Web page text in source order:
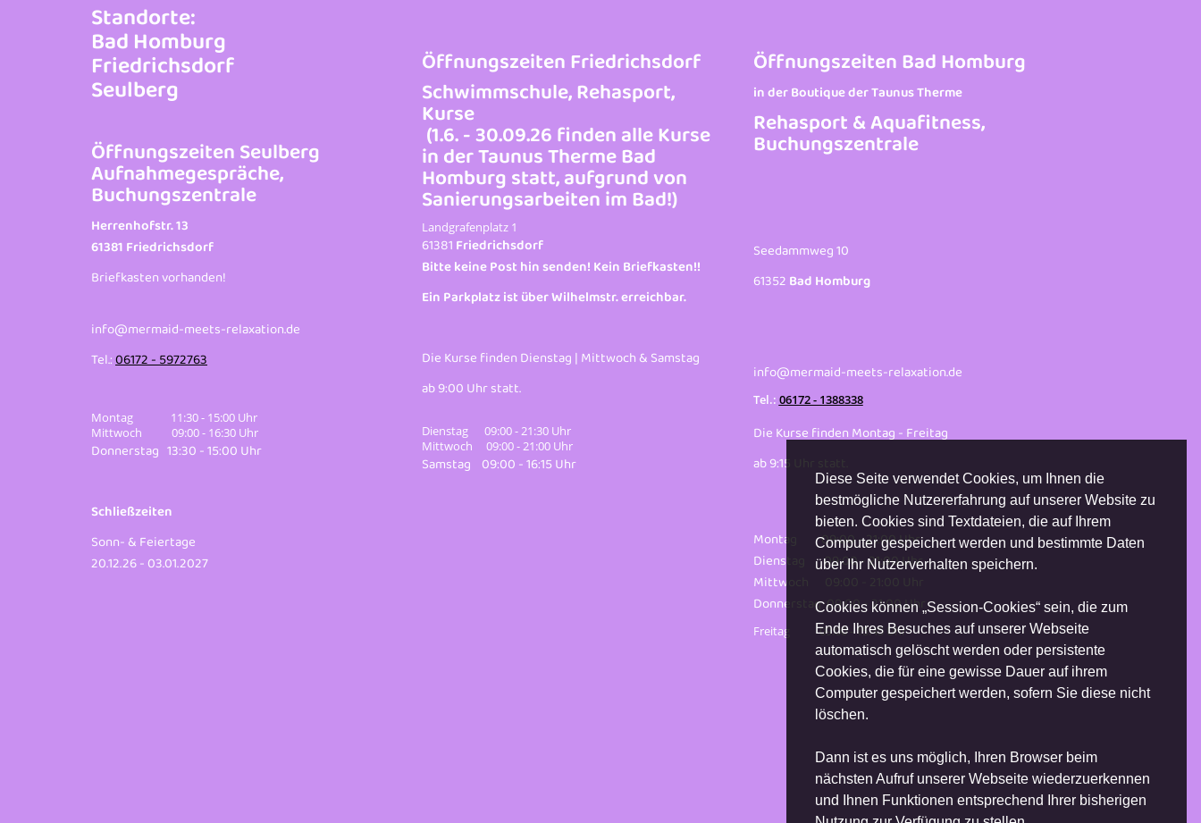
Diese Seite verwendet Cookies, um Ihnen die
bestmögliche Nutzererfahrung auf unserer Website zu
bieten. Cookies sind Textdateien, die auf Ihrem
Computer gespeichert werden und bestimmte Daten
über Ihr Nutzerverhalten speichern.
Cookies können „Session-Cookies“ sein, die zum
Ende Ihres Besuches auf unserer Webseite
automatisch gelöscht werden oder persistente
Cookies, die für eine gewisse Dauer auf ihrem
Computer gespeichert werden, sofern Sie diese nicht
löschen.
Dann ist es uns möglich, Ihren Browser beim
nächsten Aufruf unserer Webseite wiederzuerkennen
und Ihnen Funktionen entsprechend Ihrer bisherigen
Standorte:
Bad Homburg
Friedrichsdorf
Seulberg
Öffnungszeiten Seulberg
Aufnahmegespräche,
Buchungszentrale
Herrenhofstr. 13
61381 Friedrichsdorf
Briefkasten vorhanden!
info@mermaid-meets-relaxation.de
Tel.:06172 - 5972763
Montag 11:30 - 15:00 Uhr
Mittwoch 09:00 - 16:30 Uhr
Donnerstag 13:30 - 15:00 Uhr
Schließzeiten
Sonn- & Feiertage
20.12.26 - 03.01.2027
Öffnungszeiten Friedrichsdorf
Schwimmschule, Rehasport,
Kurse
(1.6. - 30.09.26 finden alle Kurse
in der Taunus Therme Bad
Homburg statt, aufgrund von
Sanierungsarbeiten im Bad!)
Landgrafenplatz 1
61381 Friedrichsdorf
Bitte keine Post hin senden! Kein Briefkasten!!
Ein Parkplatz ist über Wilhelmstr. erreichbar.
Die Kurse finden Dienstag | Mittwoch & Samstag
ab 9:00 Uhr statt.
Dienstag 09:00 - 21:30 Uhr
Mittwoch 09:00 - 21:00 Uhr
Samstag 09:00 - 16:15 Uhr
Öffnungszeiten Bad Homburg
in der Boutique der Taunus Therme
Rehasport & Aquafitness,
Buchungszentrale
Seedammweg 10
61352 Bad Homburg
info@mermaid-meets-relaxation.de
Tel.: 06172 - 1388338
Die Kurse finden Montag - Freitag
ab 9:15 Uhr statt.
Montag 09:00 - 21:00 Uhr
Dienstag 09:00 - 21:00 Uhr
Mittwoch 09:00 - 21:00 Uhr
Donnerstag 09:00 - 21:00 Uhr
Freitag 09:00 - 15:45 Uhr